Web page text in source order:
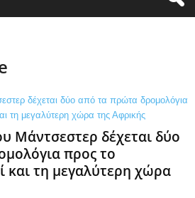
Μάντσεστερ δέχεται δύο
προς το
και τη μεγαλύτερη χώρα